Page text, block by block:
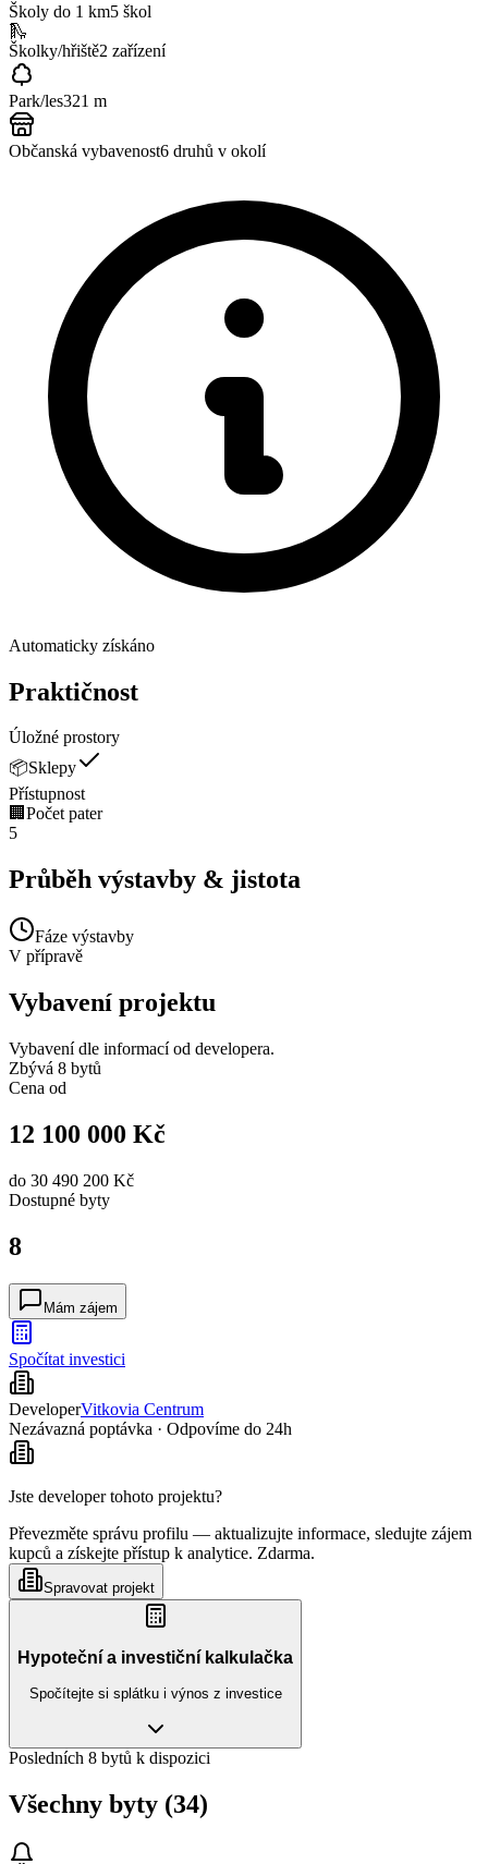
Školy do 1 km5 škol
🛝
Školky/hřiště2 zařízení
Park/les321 m
Občanská vybavenost6 druhů v okolí
Automaticky získáno
Praktičnost
Úložné prostory
📦Sklepy
Přístupnost
🏢 Počet pater
5
Průběh výstavby & jistota
Fáze výstavby
V přípravě
Vybavení projektu
Vybavení dle informací od developera.
Zbývá 8 bytů
Cena od
12 100 000 Kč
do 30 490 200 Kč
Dostupné byty
8
Mám zájem
Spočítat investici
DeveloperVitkovia Centrum
Nezávazná poptávka · Odpovíme do 24h
Jste developer tohoto projektu?
Převezměte správu profilu — aktualizujte informace, sledujte zájem
kupců a získejte přístup k analytice. Zdarma.
Spravovat projekt
Hypoteční a investiční kalkulačka
Spočítejte si splátku i výnos z investice
Posledních 8 bytů k dispozici
Všechny byty (34)